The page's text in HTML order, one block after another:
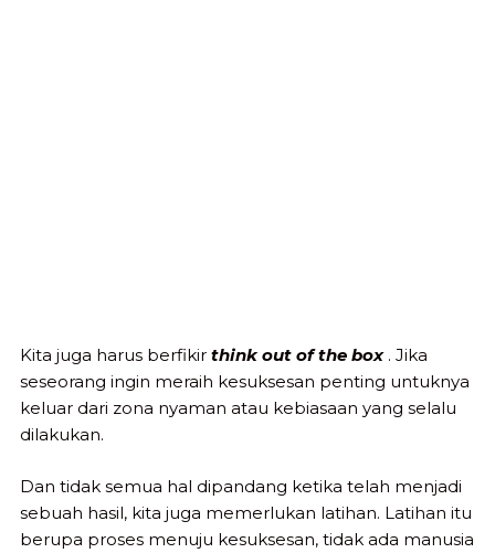
Kita juga harus berfikir think out of the box . Jika
seseorang ingin meraih kesuksesan penting untuknya
keluar dari zona nyaman atau kebiasaan yang selalu
dilakukan.
Dan tidak semua hal dipandang ketika telah menjadi
sebuah hasil, kita juga memerlukan latihan. Latihan itu
berupa proses menuju kesuksesan, tidak ada manusia